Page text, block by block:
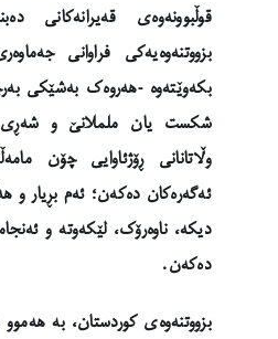
قوڵبوونەوەی قەیرانەکانی
بزووتنەوەیەکی فراوانی
بکەوێتەوە -هەروەک بەشێکی
شکست یان ململانێ و شەڕی
وڵاتانانی ڕۆژئاوایی چۆن
ئەگەرەکان دەکەن؛ ئەم بڕیار و
دیکە، ناوەرۆک، لێکەوتە و
دەکەن.
بزووتنەوەی کوردستان، بە هەموو